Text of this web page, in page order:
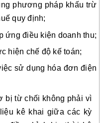
phương pháp khấu trừ
quy định;
ứng điều kiện doanh thu;
hiện chế độ kế toán;
sử dụng hóa đơn điện
bị từ chối không phải vì
kê khai giữa các kỳ